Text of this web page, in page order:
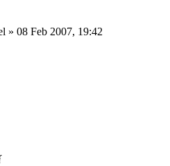
» 08 Feb 2007, 19:42